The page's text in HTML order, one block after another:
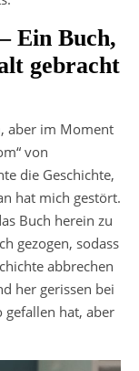
Ein Buch,
gebracht
aber im Moment
von
die Geschichte,
hat mich gestört.
Buch herein zu
gezogen, sodass
abbrechen
her gerissen bei
hat, aber